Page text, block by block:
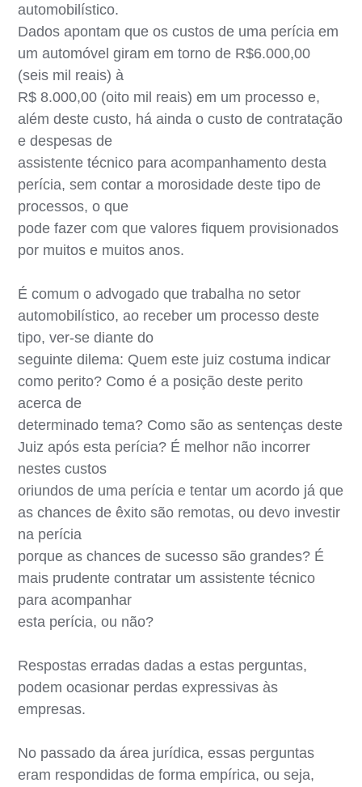
automobilístico.
Dados apontam que os custos de uma perícia em
um automóvel giram em torno de R$6.000,00
(seis mil reais) à
R$ 8.000,00 (oito mil reais) em um processo e,
além deste custo, há ainda o custo de contratação
e despesas de
assistente técnico para acompanhamento desta
perícia, sem contar a morosidade deste tipo de
processos, o que
pode fazer com que valores fiquem provisionados
por muitos e muitos anos.
É comum o advogado que trabalha no setor
automobilístico, ao receber um processo deste
tipo, ver-se diante do
seguinte dilema: Quem este juiz costuma indicar
como perito? Como é a posição deste perito
acerca de
determinado tema? Como são as sentenças deste
Juiz após esta perícia? É melhor não incorrer
nestes custos
oriundos de uma perícia e tentar um acordo já que
as chances de êxito são remotas, ou devo investir
na perícia
porque as chances de sucesso são grandes? É
mais prudente contratar um assistente técnico
para acompanhar
esta perícia, ou não?
Respostas erradas dadas a estas perguntas,
podem ocasionar perdas expressivas às
empresas.
No passado da área jurídica, essas perguntas
eram respondidas de forma empírica, ou seja,